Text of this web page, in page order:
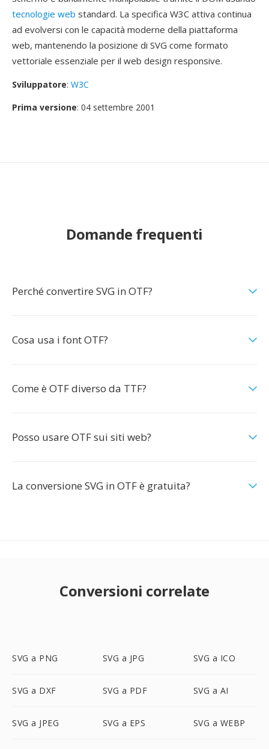
tecnologie web standard. La specifica W3C attiva continua
ad evolversi con le capacità moderne della piattaforma
web, mantenendo la posizione di SVG come formato
vettoriale essenziale per il web design responsive.
Sviluppatore: W3C
Prima versione: 04 settembre 2001
Domande frequenti
Perché convertire SVG in OTF?
Cosa usa i font OTF?
Come è OTF diverso da TTF?
Posso usare OTF sui siti web?
La conversione SVG in OTF è gratuita?
Conversioni correlate
SVG a PNG SVG a JPG SVG a ICO
SVG a DXF SVG a PDF SVG a AI
SVG a JPEG SVG a EPS SVG a WEBP